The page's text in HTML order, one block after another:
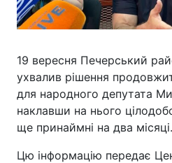
19 вересня Печерський
ухвалив рішення
для народного депутата
наклавши на нього
ще принаймні на два місяці.
Цю інформацію передає